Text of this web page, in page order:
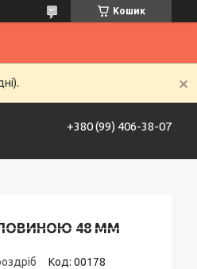
Кошик
+380 (99) 406-38-07
48 ММ
Код: 00178